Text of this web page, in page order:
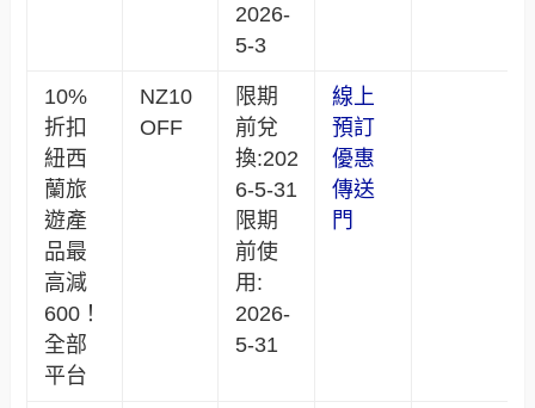
2026-
5-3
10%
折扣
紐西
蘭旅
遊產
品最
高減
600！
全部
平台
NZ10
OFF
限期
前兌
換:202
6-5-31
限期
前使
用:
2026-
5-31
線上
預訂
優惠
傳送
門